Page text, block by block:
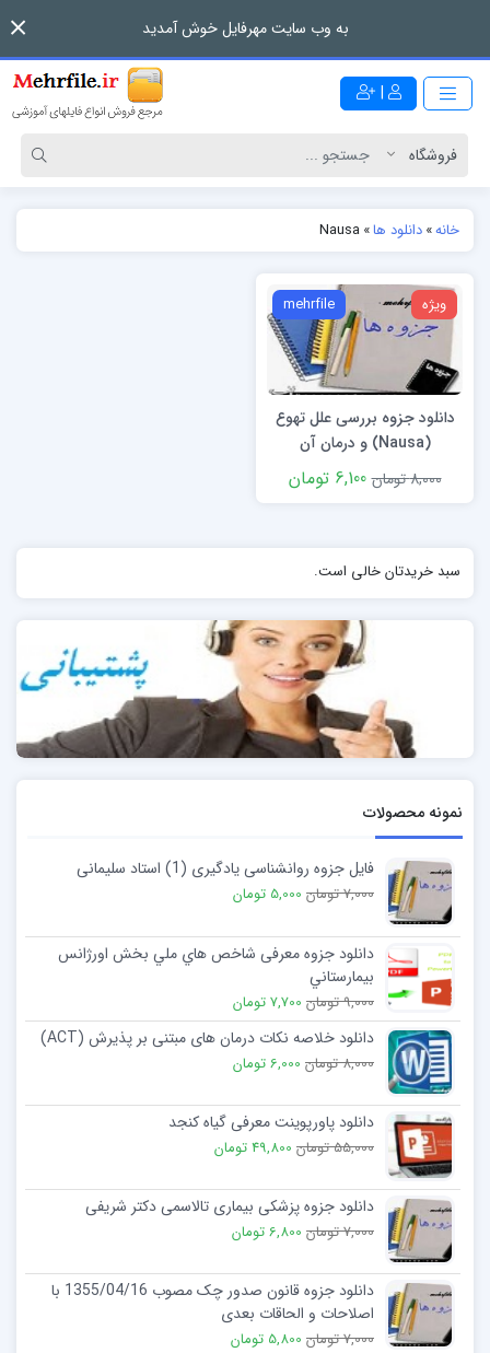
به وب سایت مهرفایل خوش آمدید
|
خانه»دانلود ها»
Nausa
ویژه mehrfile
دانلود جزوه بررسی علل تهوع
(Nausa) و درمان آن
8,000 تومان
6,100 تومان
سبد خریدتان خالی است.
نمونه محصولات
فایل جزوه روانشناسی یادگیری (1) استاد سلیمانی
7,000 تومان 5,000 تومان
دانلود جزوه معرفی شاخص هاي ملي بخش اورژانس
بيمارستاني
9,000 تومان 7,700 تومان
دانلود خلاصه نکات درمان های مبتنی بر پذیرش (ACT)
8,000 تومان 6,000 تومان
دانلود پاورپوینت معرفی گیاه کنجد
55,000 تومان 49,800 تومان
دانلود جزوه پزشکی بیماری تالاسمی دکتر شریفی
7,000 تومان 6,800 تومان
دانلود جزوه قانون صدور چک مصوب 1355/04/16 با
اصلاحات و الحاقات بعدی
7,000 تومان 5,800 تومان